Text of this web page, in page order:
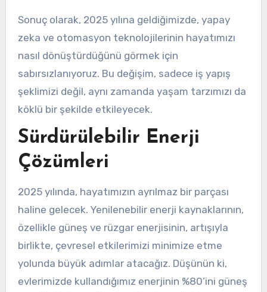
Sonuç olarak, 2025 yılına geldiğimizde, yapay
zeka ve otomasyon teknolojilerinin hayatımızı
nasıl dönüştürdüğünü görmek için
sabırsızlanıyoruz. Bu değişim, sadece iş yapış
şeklimizi değil, aynı zamanda yaşam tarzımızı da
köklü bir şekilde etkileyecek.
Sürdürülebilir Enerji
Çözümleri
2025 yılında, hayatımızın ayrılmaz bir parçası
haline gelecek. Yenilenebilir enerji kaynaklarının,
özellikle güneş ve rüzgar enerjisinin, artışıyla
birlikte, çevresel etkilerimizi minimize etme
yolunda büyük adımlar atacağız. Düşünün ki,
evlerimizde kullandığımız enerjinin %80’ini güneş